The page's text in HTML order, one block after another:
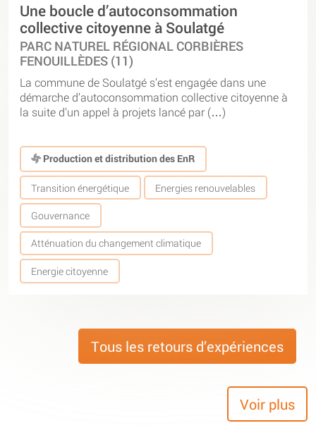
Une boucle d’autoconsommation
collective citoyenne à Soulatgé
PARC NATUREL RÉGIONAL CORBIÈRES
FENOUILLÈDES (11)
La commune de Soulatgé s’est engagée dans une
démarche d’autoconsommation collective citoyenne à
la suite d’un appel à projets lancé par (…)
Production et distribution des EnR
Transition énergétique Energies renouvelables
Gouvernance
Atténuation du changement climatique
Energie citoyenne
Tous les retours d’expériences
Voir plus